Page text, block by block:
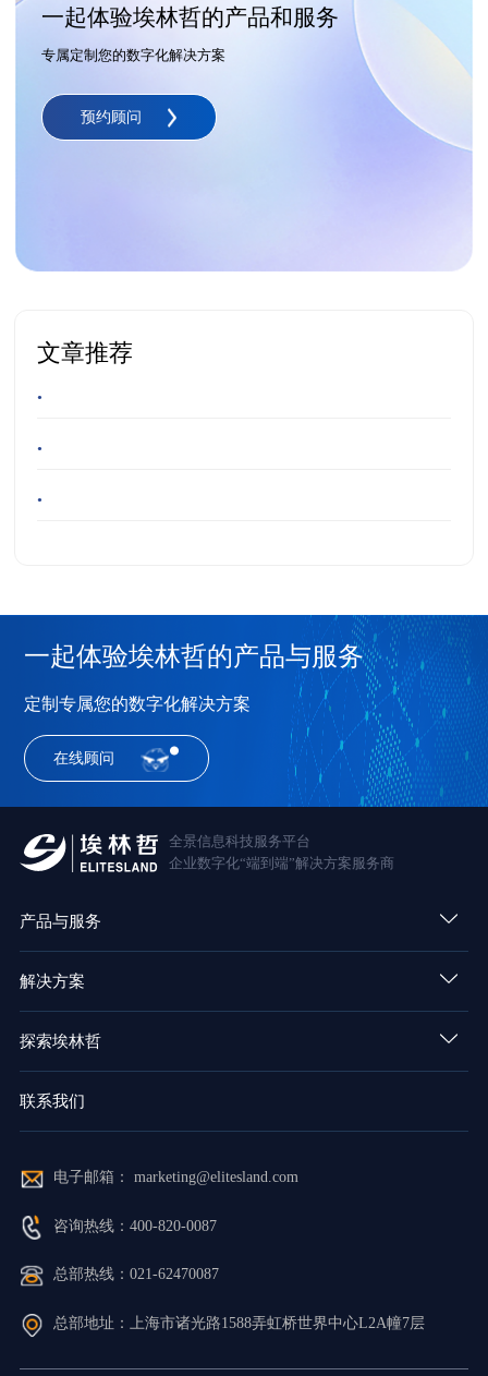
一起体验埃林哲的产品和服务
专属定制您的数字化解决方案
预约顾问
文章推荐
•
•
•
一起体验埃林哲的产品与服务
定制专属您的数字化解决方案
在线顾问
全景信息科技服务平台
企业数字化“端到端”解决方案服务商
产品与服务
解决方案
探索埃林哲
联系我们
电子邮箱： marketing@elitesland.com
咨询热线：400-820-0087
总部热线：021-62470087
总部地址：上海市诸光路1588弄虹桥世界中心L2A幢7层